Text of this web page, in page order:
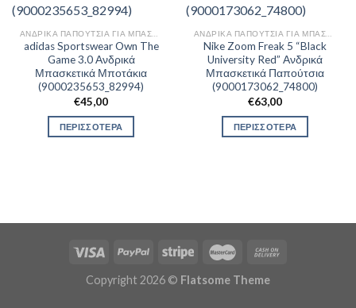
adidas Sportswear Own The
Game 3.0 Ανδρικά
Μπασκετικά Μποτάκια
(9000235653_82994)
€45,00
ΠΕΡΙΣΣΟΤΕΡΑ
Nike Zoom Freak 5 “Black
University Red” Ανδρικά
Μπασκετικά Παπούτσια
(9000173062_74800)
€63,00
ΠΕΡΙΣΣΟΤΕΡΑ
Copyright 2026 © Flatsome Theme